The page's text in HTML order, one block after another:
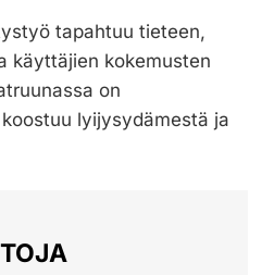
tapahtuu tieteen,
käyttäjien kokemusten
on
lyijysydämestä ja